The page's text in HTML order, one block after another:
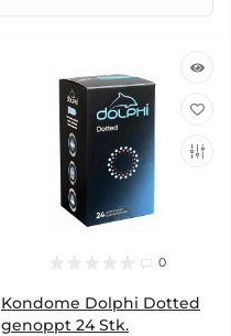
0
Kondome Dolphi Dotted
genoppt 24 Stk.